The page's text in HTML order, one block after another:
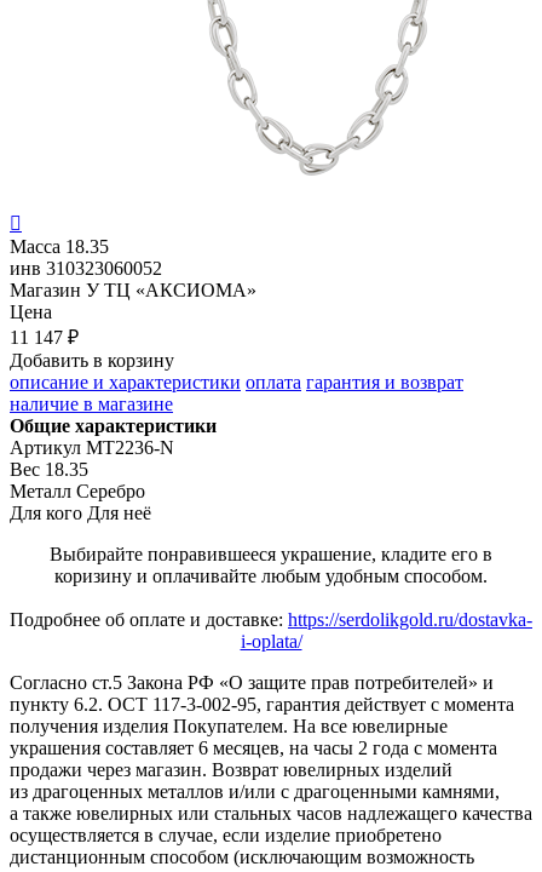

Масса 18.35
инв 310323060052
Магазин У ТЦ «АКСИОМА»
Цена
11 147 ₽
Добавить в корзину
описание и характеристики оплата гарантия и возврат
наличие в магазине
Общие характеристики
Артикул MT2236-N
Вес 18.35
Металл Серебро
Для кого Для неё
Выбирайте понравившееся украшение, кладите его в
коризину и оплачивайте любым удобным способом.
Подробнее об оплате и доставке: https://serdolikgold.ru/dostavka-
i-oplata/
Согласно ст.5 Закона РФ «О защите прав потребителей» и
пункту 6.2. ОСТ 117-3-002-95, гарантия действует с момента
получения изделия Покупателем. На все ювелирные
украшения составляет 6 месяцев, на часы 2 года с момента
продажи через магазин. Возврат ювелирных изделий
из драгоценных металлов и/или с драгоценными камнями,
а также ювелирных или стальных часов надлежащего качества
осуществляется в случае, если изделие приобретено
дистанционным способом (исключающим возможность